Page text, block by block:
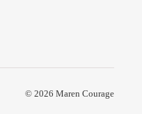
© 2026 Maren Courage